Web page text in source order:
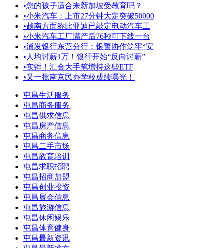
•您的孩子适合来新加坡受教育吗？
•小米汽车：上市27分钟大定突破50000
•越南方面称比亚迪已敲定电动汽车工
•小米汽车工厂满产后76秒可下线一台
•浦发银行东营分行：银警协作筑牢“安
• 人均讨薪1万！银行开始“反向讨薪”
•实锤！汇金大手笔增持这些ETF
•又一批南京民办学校成绩曝光！
屯昌生活服务
屯昌商务服务
屯昌供求信息
屯昌房产信息
屯昌商务信息
屯昌二手市场
屯昌教育培训
屯昌求职招聘
屯昌招商加盟
屯昌创业投资
屯昌展会信息
屯昌旅游信息
屯昌休闲娱乐
屯昌体育健身
屯昌最新资讯